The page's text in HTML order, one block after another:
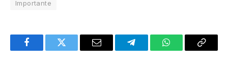
Importante
FacebookTwitter Email TelegramWhatsAppCopy